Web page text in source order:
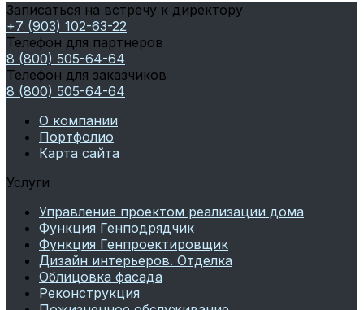
Записаться на встречу к директору
+7 (903) 102-63-22
Телефон для партнеров
8 (800) 505-64-64
Телефон для заказчиков
8 (800) 505-64-64
О компании
Портфолио
Карта сайта
Услуги
Управление проектом реализации дома
Функция Генподрядчик
Функция Генпроектировщик
Дизайн интерьеров. Отделка
Облицовка фасада
Реконструкция